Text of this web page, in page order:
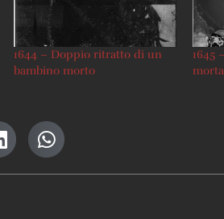
1644 – Doppio ritratto di un
bambino morto
1645
morta